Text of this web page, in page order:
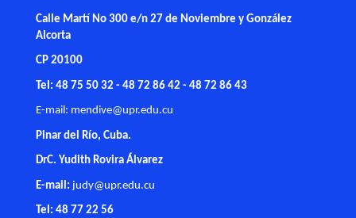
Calle Martí No 300 e/n 27 de Noviembre y González
Alcorta
CP 20100
Tel: 48 75 50 32 - 48 72 86 42 - 48 72 86 43
E-mail: mendive@upr.edu.cu
Pinar del Río, Cuba.
DrC. Yudith Rovira Álvarez
E-mail: judy@upr.edu.cu
Tel: 48 77 22 56